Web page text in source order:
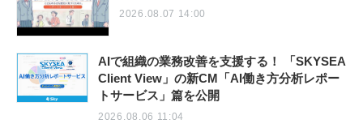
2026.08.07 14:00
AIで組織の業務改善を支援する！ 「SKYSEA
Client View」の新CM「AI働き方分析レポー
トサービス」篇を公開
2026.08.06 11:04